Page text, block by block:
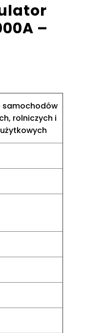
–
samochodów
rolniczych i